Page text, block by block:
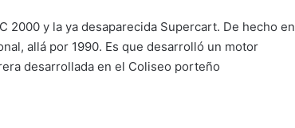
2000 y la ya desaparecida Supercart. De hecho en
allá por 1990. Es que desarrolló un motor
desarrollada en el Coliseo porteño